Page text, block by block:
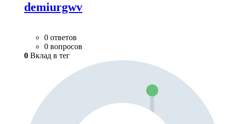
demiurgwv
0 ответов
0 вопросов
0 Вклад в тег